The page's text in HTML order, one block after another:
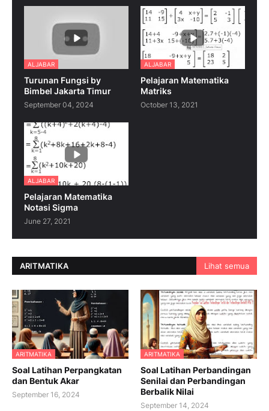
ALJABAR
Turunan Fungsi by
Bimbel Jakarta Timur
September 04, 2024
ALJABAR
Pelajaran Matematika
Matriks
October 13, 2021
ALJABAR
Pelajaran Matematika
Notasi Sigma
June 27, 2021
ARITMATIKA Lihat semua
ARITMATIKA
Soal Latihan Perpangkatan
dan Bentuk Akar
September 16, 2024
ARITMATIKA
Soal Latihan Perbandingan
Senilai dan Perbandingan
Berbalik Nilai
September 14, 2024